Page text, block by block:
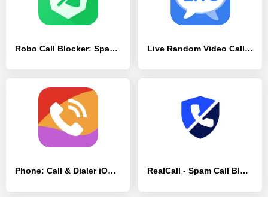
Robo Call Blocker: Spam Filter - [Без рекламы] Live Random Video Call Ladki - [Без рекламы]
Phone: Call & Dialer iOS - [Без рекламы] RealCall - Spam Call Blocker - [Премиум версия]